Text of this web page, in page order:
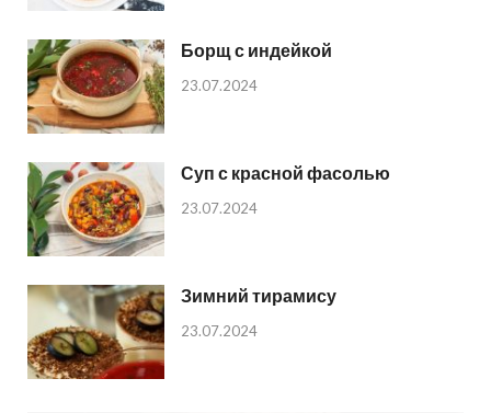
Борщ с индейкой
23.07.2024
Суп с красной фасолью
23.07.2024
Зимний тирамису
23.07.2024